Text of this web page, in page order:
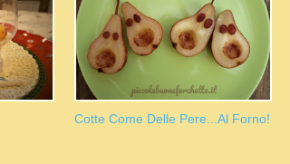
Cotte Come Delle Pere...al Forno!